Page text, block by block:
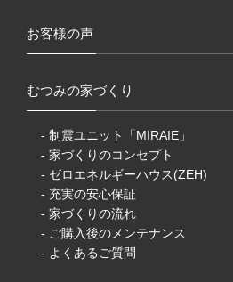
お客様の声
むつみの家づくり
- 制震ユニット「MIRAIE」
- 家づくりのコンセプト
- ゼロエネルギーハウス(ZEH)
- 充実の安心保証
- 家づくりの流れ
- ご購入後のメンテナンス
- よくあるご質問